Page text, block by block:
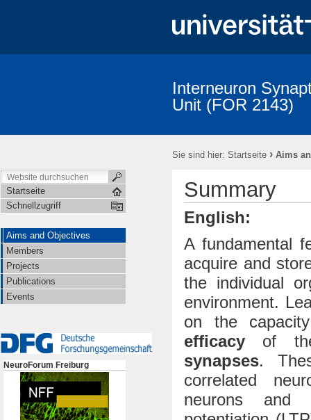
Interneuron
Unit (FOR 2143)
Sie sind hier: Startseite › Aims
Startseite
Schnellzugriff
Aims and Objectives
Members
Projects
Publications
Events
NeuroForum Freiburg
Summary
English:
A fundamental
acquire and
the individual
environment.
on the
efficacy of
synapses.
correlated
neurons and